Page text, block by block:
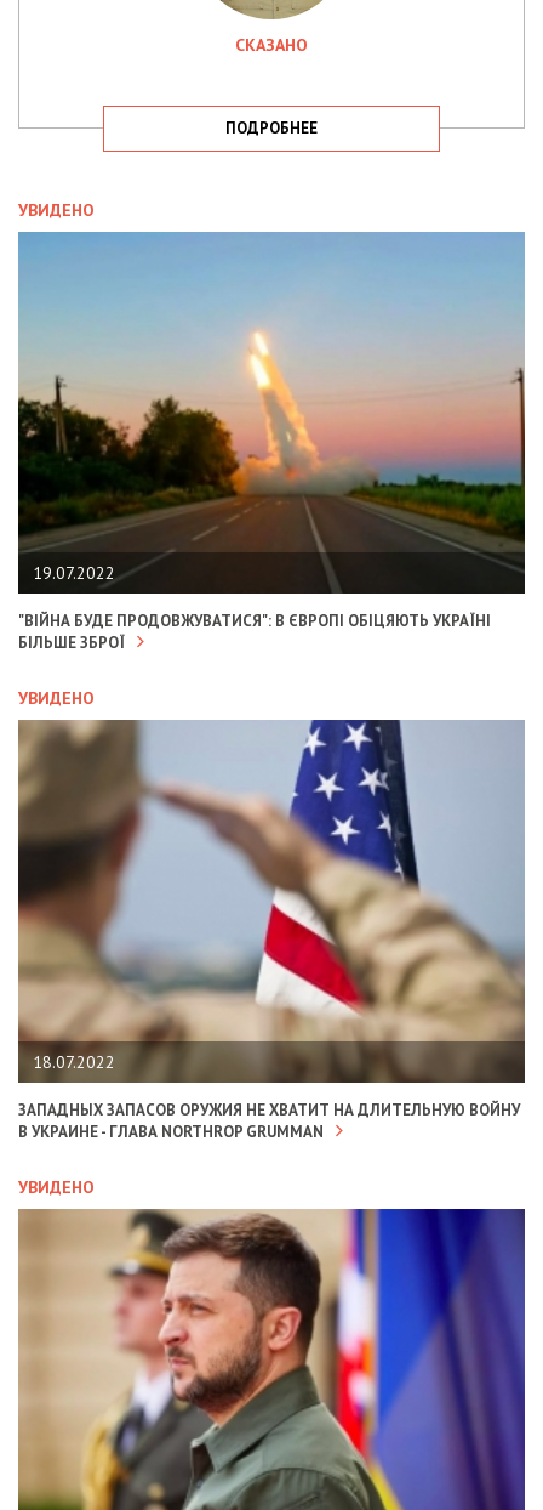
СКАЗАНО
ПОДРОБНЕЕ
УВИДЕНО
19.07.2022
"ВІЙНА БУДЕ ПРОДОВЖУВАТИСЯ": В ЄВРОПІ ОБІЦЯЮТЬ УКРАЇНІ
БІЛЬШЕ ЗБРОЇ
УВИДЕНО
18.07.2022
ЗАПАДНЫХ ЗАПАСОВ ОРУЖИЯ НЕ ХВАТИТ НА ДЛИТЕЛЬНУЮ ВОЙНУ
В УКРАИНЕ - ГЛАВА NORTHROP GRUMMAN
УВИДЕНО